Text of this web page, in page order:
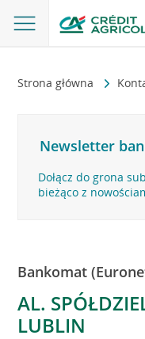
Strona główna
Newsletter
Dołącz do grona
bieżąco z
Bankomat
AL.
LUBLIN